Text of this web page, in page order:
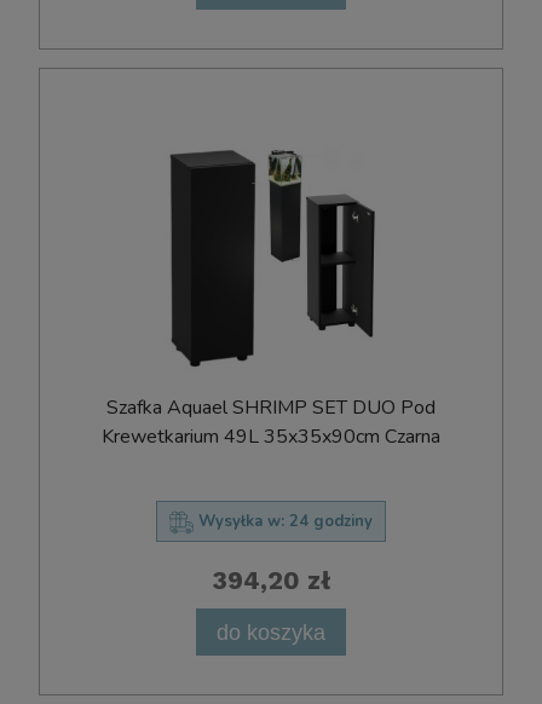
Szafka Aquael SHRIMP SET DUO Pod
Krewetkarium 49L 35x35x90cm Czarna
Wysyłka w: 24 godziny
394,20 zł
do koszyka